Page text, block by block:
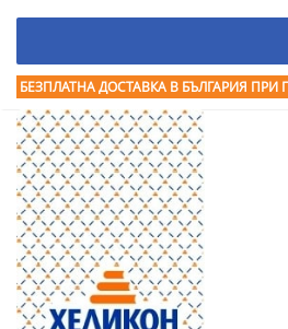
БЕЗПЛАТНА ДОСТАВКА В БЪЛГАРИЯ ПРИ